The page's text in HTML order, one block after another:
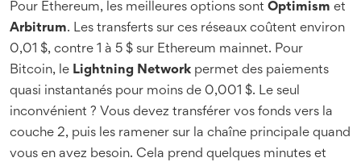
Pour Ethereum, les meilleures options sont Optimism et
Arbitrum. Les transferts sur ces réseaux coûtent environ
0,01 $, contre 1 à 5 $ sur Ethereum mainnet. Pour
Bitcoin, le Lightning Network permet des paiements
quasi instantanés pour moins de 0,001 $. Le seul
inconvénient ? Vous devez transférer vos fonds vers la
couche 2, puis les ramener sur la chaîne principale quand
vous en avez besoin. Cela prend quelques minutes et